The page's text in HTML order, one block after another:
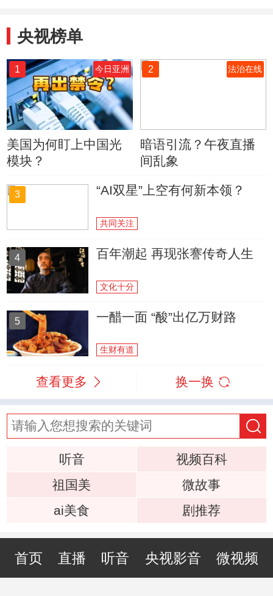
央视榜单
1 今日亚洲
美国为何盯上中国光
模块？
2 法治在线
暗语引流？午夜直播
间乱象
3 “AI双星”上空有何新本领？
共同关注
4 百年潮起 再现张謇传奇人生
文化十分
5 一醋一面 “酸”出亿万财路
生财有道
查看更多 换一换
听音
视频百科
祖国美
微故事
ai美食
剧推荐
首页 直播 听音 央视影音 微视频